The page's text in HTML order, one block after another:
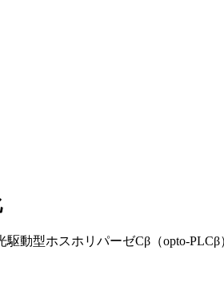
動型ホスホリパーゼCβ（opto-